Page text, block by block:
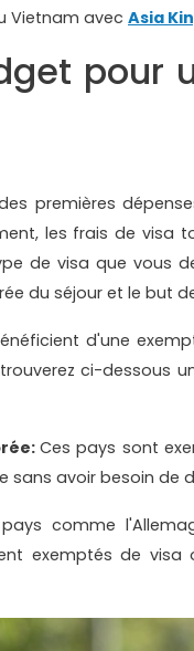
Vietnam avec Asia
pour
premières
les frais de visa
de visa que vous
du séjour et le but
d'une
ci-dessous
Ces pays sont
sans avoir besoin de
comme
exemptés de